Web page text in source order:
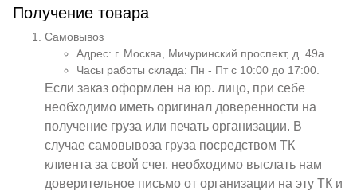
Получение товара
Самовывоз
Адрес: г. Москва, Мичуринский проспект, д. 49а.
Часы работы склада: Пн - Пт с 10:00 до 17:00.
Если заказ оформлен на юр. лицо, при себе
необходимо иметь оригинал доверенности на
получение груза или печать организации. В
случае самовывоза груза посредством ТК
клиента за свой счет, необходимо выслать нам
доверительное письмо от организации на эту ТК и